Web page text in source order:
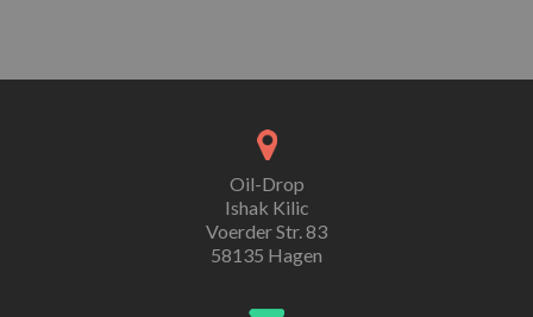
Oil-Drop
Ishak Kilic
Voerder Str. 83
58135 Hagen